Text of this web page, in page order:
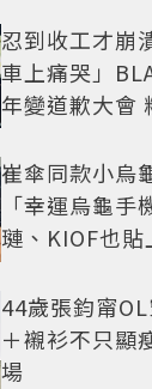
忍到收工才崩
車上痛哭」
年變道歉大會
崔傘同款小烏
「幸運烏龜手
璉、KIOF也貼
44歲張鈞甯
＋襯衫不只顯
場